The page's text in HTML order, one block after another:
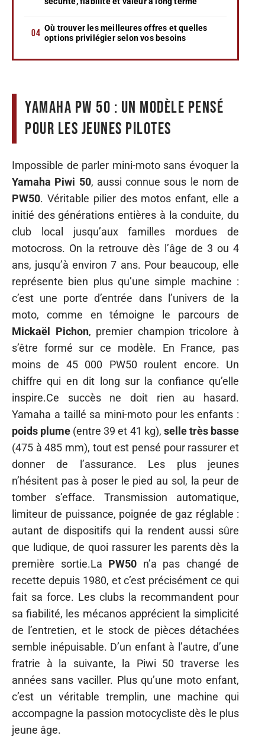
Où trouver les meilleures offres et quelles
options privilégier selon vos besoins
Yamaha PW 50 : un modèle pensé
pour les jeunes pilotes
Impossible de parler mini-moto sans évoquer la
Yamaha Piwi 50, aussi connue sous le nom de
PW50. Véritable pilier des motos enfant, elle a
initié des générations entières à la conduite, du
club local jusqu’aux familles mordues de
motocross. On la retrouve dès l’âge de 3 ou 4
ans, jusqu’à environ 7 ans. Pour beaucoup, elle
représente bien plus qu’une simple machine :
c’est une porte d’entrée dans l’univers de la
moto, comme en témoigne le parcours de
Mickaël Pichon, premier champion tricolore à
s’être formé sur ce modèle. En France, pas
moins de 45 000 PW50 roulent encore. Un
chiffre qui en dit long sur la confiance qu’elle
inspire.Ce succès ne doit rien au hasard.
Yamaha a taillé sa mini-moto pour les enfants :
poids plume (entre 39 et 41 kg), selle très basse
(475 à 485 mm), tout est pensé pour rassurer et
donner de l’assurance. Les plus jeunes
n’hésitent pas à poser le pied au sol, la peur de
tomber s’efface. Transmission automatique,
limiteur de puissance, poignée de gaz réglable :
autant de dispositifs qui la rendent aussi sûre
que ludique, de quoi rassurer les parents dès la
première sortie.La PW50 n’a pas changé de
recette depuis 1980, et c’est précisément ce qui
fait sa force. Les clubs la recommandent pour
sa fiabilité, les mécanos apprécient la simplicité
de l’entretien, et le stock de pièces détachées
semble inépuisable. D’un enfant à l’autre, d’une
fratrie à la suivante, la Piwi 50 traverse les
années sans vaciller. Plus qu’une moto enfant,
c’est un véritable tremplin, une machine qui
accompagne la passion motocycliste dès le plus
jeune âge.